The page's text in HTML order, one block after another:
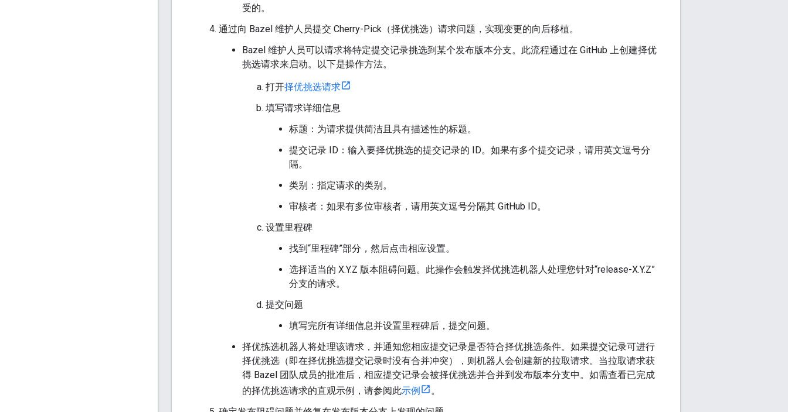
受的。
通过向 Bazel 维护人员提交 Cherry-Pick（择优挑选）请求问题，实现变更的向后移植。
Bazel 维护人员可以请求将特定提交记录挑选到某个发布版本分支。此流程通过在 GitHub 上创建择优
挑选请求来启动。以下是操作方法。
打开择优挑选请求
填写请求详细信息
标题：为请求提供简洁且具有描述性的标题。
提交记录 ID：输入要择优挑选的提交记录的 ID。如果有多个提交记录，请用英文逗号分
隔。
类别：指定请求的类别。
审核者：如果有多位审核者，请用英文逗号分隔其 GitHub ID。
设置里程碑
找到“里程碑”部分，然后点击相应设置。
选择适当的 X.Y.Z 版本阻碍问题。此操作会触发择优挑选机器人处理您针对“release-X.Y.Z”
分支的请求。
提交问题
填写完所有详细信息并设置里程碑后，提交问题。
择优拣选机器人将处理该请求，并通知您相应提交记录是否符合择优挑选条件。如果提交记录可进行
择优挑选（即在择优挑选提交记录时没有合并冲突），则机器人会创建新的拉取请求。当拉取请求获
得 Bazel 团队成员的批准后，相应提交记录会被择优挑选并合并到发布版本分支中。如需查看已完成
的择优挑选请求的直观示例，请参阅此示例
。